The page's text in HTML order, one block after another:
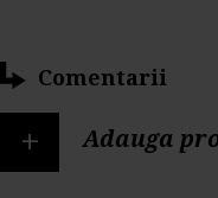
Comentarii
+ Adauga